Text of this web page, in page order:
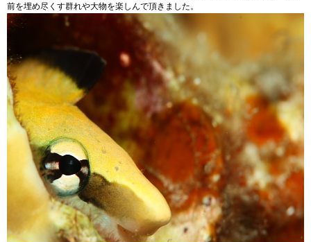
前を埋め尽くす群れや大物を楽しんで頂きました。